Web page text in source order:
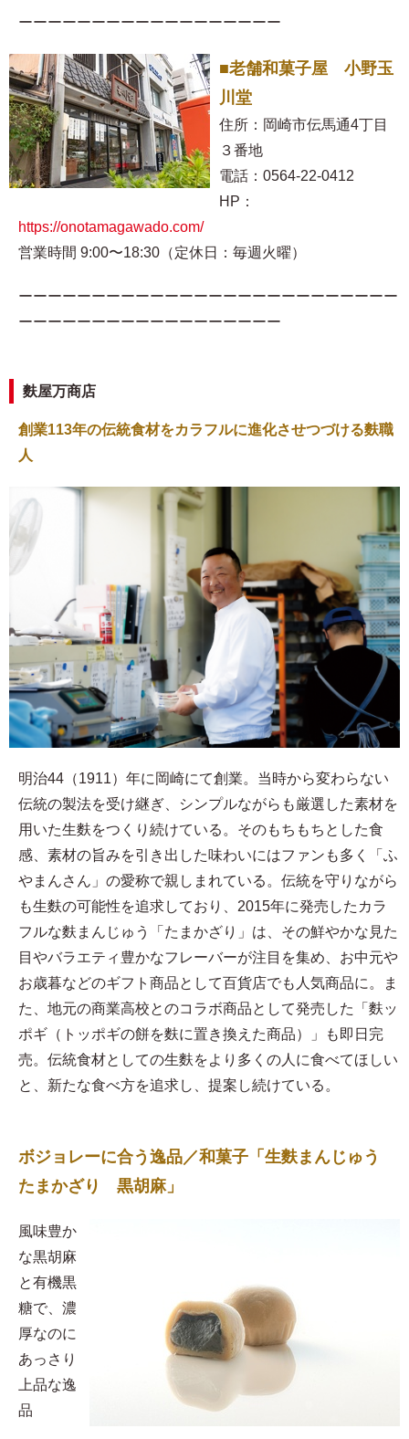
ーーーーーーーーーーーーーーーーーー
■老舗和菓子屋 小野玉
川堂
住所：岡崎市伝馬通4丁目
３番地
電話：0564-22-0412
HP：
https://onotamagawado.com/
営業時間 9:00〜18:30（定休日：毎週火曜）
ーーーーーーーーーーーーーーーーーーーーーーーーーー
ーーーーーーーーーーーーーーーーーー
麩屋万商店
創業113年の伝統食材をカラフルに進化させつづける麩職
人
明治44（1911）年に岡崎にて創業。当時から変わらない
伝統の製法を受け継ぎ、シンプルながらも厳選した素材を
用いた生麩をつくり続けている。そのもちもちとした食
感、素材の旨みを引き出した味わいにはファンも多く「ふ
やまんさん」の愛称で親しまれている。伝統を守りながら
も生麩の可能性を追求しており、2015年に発売したカラ
フルな麩まんじゅう「たまかざり」は、その鮮やかな見た
目やバラエティ豊かなフレーバーが注目を集め、お中元や
お歳暮などのギフト商品として百貨店でも人気商品に。ま
た、地元の商業高校とのコラボ商品として発売した「麩ッ
ポギ（トッポギの餅を麩に置き換えた商品）」も即日完
売。伝統食材としての生麩をより多くの人に食べてほしい
と、新たな食べ方を追求し、提案し続けている。
ボジョレーに合う逸品／和菓子「生麩まんじゅう
たまかざり 黒胡麻」
風味豊か
な黒胡麻
と有機黒
糖で、濃
厚なのに
あっさり
上品な逸
品